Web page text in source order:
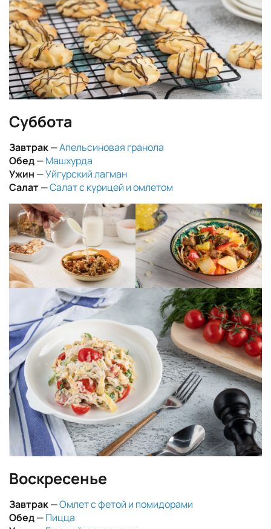
Суббота
Завтрак—Апельсиновая гранола
Обед—Машхурда
Ужин —Уйгурский лагман
Салат—Салат с курицей и омлетом
Воскресенье
Завтрак—Омлет с фетой и помидорами
Обед—Пицца